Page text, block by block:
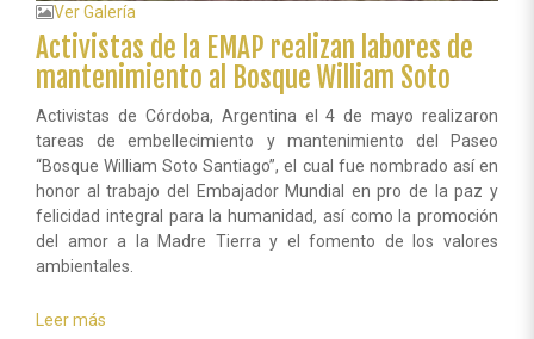
Ver Galería
Activistas de la EMAP realizan labores de
mantenimiento al Bosque William Soto
Activistas de Córdoba, Argentina el 4 de mayo realizaron
tareas de embellecimiento y mantenimiento del Paseo
“Bosque William Soto Santiago”, el cual fue nombrado así en
honor al trabajo del Embajador Mundial en pro de la paz y
felicidad integral para la humanidad, así como la promoción
del amor a la Madre Tierra y el fomento de los valores
ambientales.
Leer más